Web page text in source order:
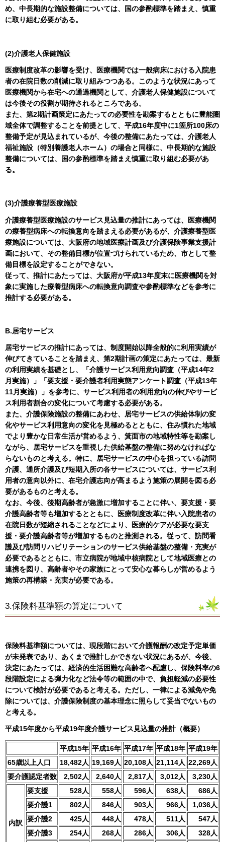
め、中長期的な施設整備については、国の参酌標準を踏まえ、慎重
に取り組む必要がある。
(2)介護老人保健施設
医療制度改革の影響を受け、医療機関では一般病床における入院患
者の在院日数の削減に取り組みつつある。このような状況にあって
医療機関から在宅への通過機関として、介護老人保健施設について
は今後その役割が期待されるところである。
また、第2期計画策定にあたっての必要性を勘案するとともに豊能圏
域全体で調整することを前提として、平成16年度中に1箇所100床の
整備予定が見込まれているが、今後の整備にあたっては、介護老人
福祉施設（特別養護老人ホーム）の場合と同様に、中長期的な施設
整備については、国の参酌標準を踏まえ慎重に取り組む必要があ
る。
(3)介護療養型医療施設
介護療養型医療施設のサービス見込量の推計にあっては、医療機関
の療養型病床への転換意向を踏まえる必要があるが、介護療養型医
療施設については、大阪府の地域医療計画及び介護保険事業支援計
画において、その整備目標が位置づけられているため、市として整
備目標を設定することができない。
従って、推計にあたっては、大阪府が平成13年度末に医療機関を対
象に実施した療養型病床への転換意向調査や参酌標準などを参考に
推計する必要がある。
B.居宅サービス
居宅サービスの推計にあっては、制度開始以降全般的に利用実績が
伸びてきていることを踏まえ、第2期計画の策定にあたっては、最新
の利用実績を基礎とし、「介護サービス利用意向調査（平成14年2
月実施）」「要支援・要介護者利用実態アンケート調査（平成13年
11月実施）」を参考に、サービス利用者の利用意向の伸びやサービ
ス利用者割合の変化について考慮する必要がある。
また、介護保険施設の整備にあわせ、居宅サービスの供給体制の変
化やサービス利用意向の変化を見極めるとともに、住み慣れた地域
でより豊かな日常生活が営めるよう、箕面市の地域特性等を勘案し
ながら、居宅サービスを重視した供給基盤の整備に努めなければな
らないものと考える。特に、居宅サービスの中心を担っている訪問
介護、通所介護及び短期入所の各サービスについては、サービス利
用者の意向以外に、在宅介護志向が高まるよう施策の展開を図る必
要があるものと考える。
なお、今後、後期高齢者が急激に増加することに伴い、要支援・要
介護高齢者等も増加するとともに、医療制度改革に伴い入院患者の
在院日数が短縮されることなどにより、医療的ケアが必要な要支
援・要介護高齢者等が増加するものと推測される。従って、訪問看
護及び訪問リハビリテーションのサービス供給基盤の整備・充実が
必要であるとともに、市立病院が地域中核病院として地域医療との
連携を図り、高齢者やその家族にとって安心な暮らしが営めるよう
施策の再構築・充実が必要である。
3.保険料基準額の算定について
保険料基準額については、現段階において介護報酬の改定予定単価
が未発表であり、あくまで推計しかできない状況にあるが、今後、
決定にあたっては、経済的生活困難な高齢者へ配慮し、保険料率の6
段階設定による弾力化など法令等の範囲の中で、負担軽減の必要性
について検討が必要であると考える。ただし、一律による減免や免
除については、介護保険制度の基本理念に照らして妥当でないもの
と考える。
平成15年度から平成19年度介護サービス見込量の推計（概要）
平成15年 平成16年 平成17年 平成18年 平成19年
65歳以上人口
18,482人 19,169人 20,108人 21,114人 22,269人
要介護認定者数
2,502人 2,640人 2,817人 3,012人 3,230人
内訳
要支援 528人 558人 596人 638人
686人
要介護1
802人 846人 903人 966人
1,036人
要介護2
425人 448人 478人 511人
547人
要介護3
254人 268人 286人 306人
328人